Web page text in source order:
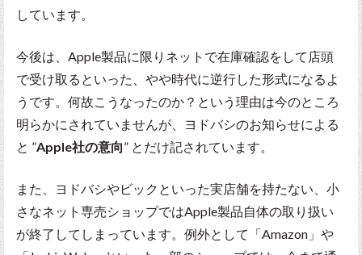
しています。
今後は、Apple製品に限りネットで在庫確認をして店頭
で受け取るといった、やや時代に逆行した形式になるよ
うです。何故こうなったのか？という理由は今のところ
明らかにされていませんが、ヨドバシのお知らせによる
と ”Apple社の意向” とだけ記されています。
また、ヨドバシやビックといった実店舗を持たない、小
さなネット専売ショップではApple製品自体の取り扱い
が終了してしまっています。例外として「Amazon」や